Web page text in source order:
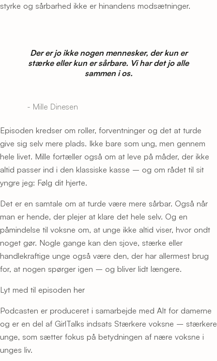
styrke og sårbarhed ikke er hinandens modsætninger.
Der er jo ikke nogen mennesker, der kun er
stærke eller kun er sårbare. Vi har det jo alle
sammen i os.
- Mille Dinesen
Episoden kredser om roller, forventninger og det at turde
give sig selv mere plads. Ikke bare som ung, men gennem
hele livet. Mille fortæller også om at leve på måder, der ikke
altid passer ind i den klassiske kasse – og om rådet til sit
yngre jeg: Følg dit hjerte.
Det er en samtale om at turde være mere sårbar. Også når
man er hende, der plejer at klare det hele selv. Og en
påmindelse til voksne om, at unge ikke altid viser, hvor ondt
noget gør. Nogle gange kan den sjove, stærke eller
handlekraftige unge også være den, der har allermest brug
for, at nogen spørger igen – og bliver lidt længere.
Lyt med til episoden her
Podcasten er produceret i samarbejde med Alt for damerne
og er en del af GirlTalks indsats Stærkere voksne – stærkere
unge, som sætter fokus på betydningen af nære voksne i
unges liv.